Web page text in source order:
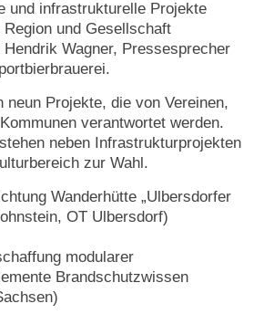
und infrastrukturelle Projekte
und Gesellschaft
Hendrik Wagner, Pressesprecher
neun Projekte, die von Vereinen,
verantwortet werden.
neben Infrastrukturprojekten
zur Wahl.
Wanderhütte „Ulbersdorfer
OT Ulbersdorf)
modularer
Brandschutzwissen